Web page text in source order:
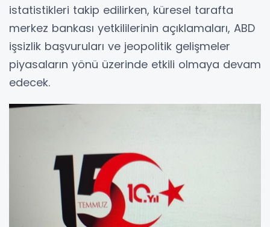
istatistikleri takip edilirken, küresel tarafta
merkez bankası yetkililerinin açıklamaları, ABD
işsizlik başvuruları ve jeopolitik gelişmeler
piyasaların yönü üzerinde etkili olmaya devam
edecek.